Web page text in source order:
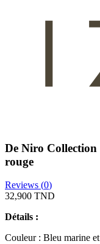
De Niro
rouge
Reviews (0)
32,900 TND
Détails :
Couleur : Bleu marine